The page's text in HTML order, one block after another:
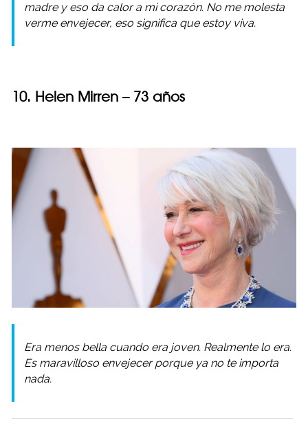
madre y eso da calor a mi corazón. No me molesta
verme envejecer, eso significa que estoy viva.
10. Helen Mirren – 73 años
Era menos bella cuando era joven. Realmente lo era.
Es maravilloso envejecer porque ya no te importa
nada.